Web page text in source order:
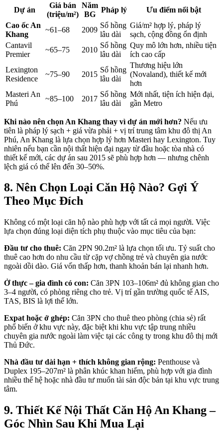
Dự án
Giá bán
(triệu/m²)
Năm
BG
Pháp lý
Ưu điểm nổi bật
Cao ốc An
Khang
~61–68 2009
Sổ hồng
lâu dài
Giá/m² hợp lý, pháp lý
sạch, cộng đồng ổn định
Cantavil
Premier
~65–75 2010
Sổ hồng
lâu dài
Quy mô lớn hơn, nhiều tiện
ích cao cấp
Lexington
Residence
~75–90 2015
Sổ hồng
lâu dài
Thương hiệu lớn
(Novaland), thiết kế mới
hơn
Masteri An
Phú
~85–100 2017
Sổ hồng
lâu dài
Mới nhất, tiện ích hiện đại,
gần Metro
Khi nào nên chọn An Khang thay vì dự án mới hơn? Nếu ưu
tiên là pháp lý sạch + giá vừa phải + vị trí trung tâm khu đô thị An
Phú, An Khang là lựa chọn hợp lý hơn Masteri hay Lexington. Tuy
nhiên nếu bạn cần nội thất hiện đại ngay từ đầu hoặc tòa nhà có
thiết kế mới, các dự án sau 2015 sẽ phù hợp hơn — nhưng chênh
lệch giá có thể lên đến 30–50%.
8. Nên Chọn Loại Căn Hộ Nào? Gợi Ý
Theo Mục Đích
Không có một loại căn hộ nào phù hợp với tất cả mọi người. Việc
lựa chọn đúng loại diện tích phụ thuộc vào mục tiêu của bạn:
Đầu tư cho thuê: Căn 2PN 90.2m² là lựa chọn tối ưu. Tỷ suất cho
thuê cao hơn do nhu cầu từ cặp vợ chồng trẻ và chuyên gia nước
ngoài dồi dào. Giá vốn thấp hơn, thanh khoản bán lại nhanh hơn.
Ở thực – gia đình có con: Căn 3PN 103–106m² đủ không gian cho
3–4 người, có phòng riêng cho trẻ. Vị trí gần trường quốc tế AIS,
TAS, BIS là lợi thế lớn.
Expat hoặc ở ghép: Căn 3PN cho thuê theo phòng (chia sẻ) rất
phổ biến ở khu vực này, đặc biệt khi khu vực tập trung nhiều
chuyên gia nước ngoài làm việc tại các công ty trong khu đô thị mới
Thủ Đức.
Nhà đầu tư dài hạn + thích không gian rộng: Penthouse và
Duplex 195–207m² là phân khúc khan hiếm, phù hợp với gia đình
nhiều thế hệ hoặc nhà đầu tư muốn tài sản độc bản tại khu vực trung
tâm.
9. Thiết Kế Nội Thất Căn Hộ An Khang –
Góc Nhìn Sau Khi Mua Lại